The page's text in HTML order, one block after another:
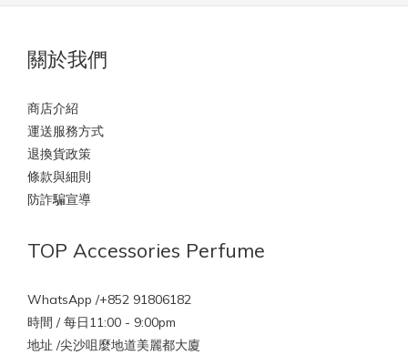
關於我們
商店介紹
運送服務方式
退換貨政策
條款與細則
防詐騙宣導
TOP Accessories Perfume
WhatsApp /+852 91806182
時間 / 每日11:00 - 9:00pm
地址 /尖沙咀麼地道美麗都大廈